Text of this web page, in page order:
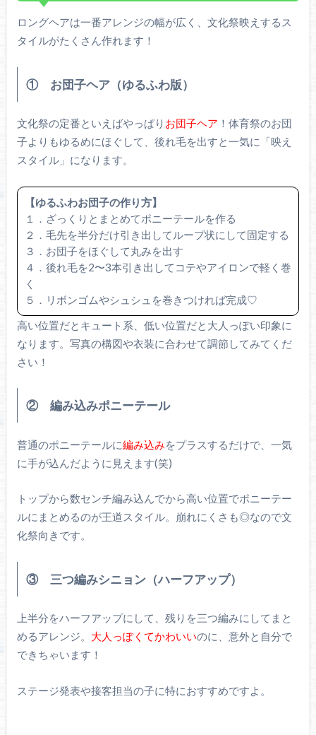
ロングヘアは一番アレンジの幅が広く、文化祭映えするス
タイルがたくさん作れます！
① お団子ヘア（ゆるふわ版）
文化祭の定番といえばやっぱり お団子ヘア ！体育祭のお団
子よりもゆるめにほぐして、後れ毛を出すと一気に「映え
スタイル」になります。
【ゆるふわお団子の作り方】
１．ざっくりとまとめてポニーテールを作る
２．毛先を半分だけ引き出してループ状にして固定する
３．お団子をほぐして丸みを出す
４．後れ毛を2〜3本引き出してコテやアイロンで軽く巻
く
５．リボンゴムやシュシュを巻きつければ完成♡
高い位置だとキュート系、低い位置だと大人っぽい印象に
なります。写真の構図や衣装に合わせて調節してみてくだ
さい！
② 編み込みポニーテール
普通のポニーテールに編み込みをプラスするだけで、一気
に手が込んだように見えます(笑)
トップから数センチ編み込んでから高い位置でポニーテー
ルにまとめるのが王道スタイル。崩れにくさも◎なので文
化祭向きです。
③ 三つ編みシニョン（ハーフアップ）
上半分をハーフアップにして、残りを三つ編みにしてまと
めるアレンジ。 大人っぽくてかわいいのに、意外と自分で
できちゃいます！
ステージ発表や接客担当の子に特におすすめですよ。